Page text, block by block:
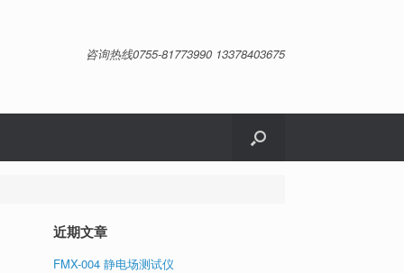
咨询热线0755-81773990 13378403675
近期文章
FMX-004 静电场测试仪